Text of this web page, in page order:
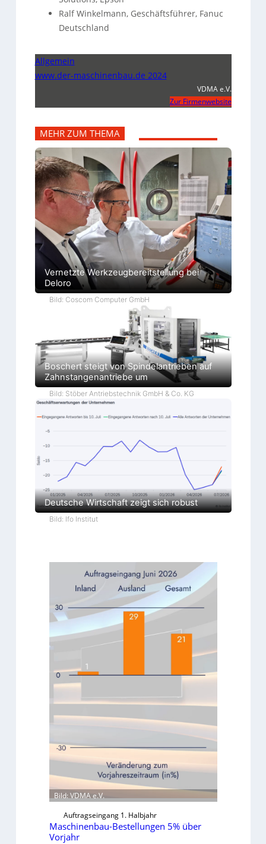
Ralf Winkelmann, Geschäftsführer, Fanuc
Deutschland
Allgemein
www.der-maschinenbau.de 2024
VDMA e.V.
Zur Firmenwebsite
MEHR ZUM THEMA
Vernetzte Werkzeugbereitstellung bei
Deloro
Bild: Coscom Computer GmbH
Boschert steigt von Spindelantrieben auf
Zahnstangenantriebe um
Bild: Stöber Antriebstechnik GmbH & Co. KG
Deutsche Wirtschaft zeigt sich robust
Bild: Ifo Institut
Bild: VDMA e.V.
Auftragseingang 1. Halbjahr
Maschinenbau-Bestellungen 5% über
Vorjahr